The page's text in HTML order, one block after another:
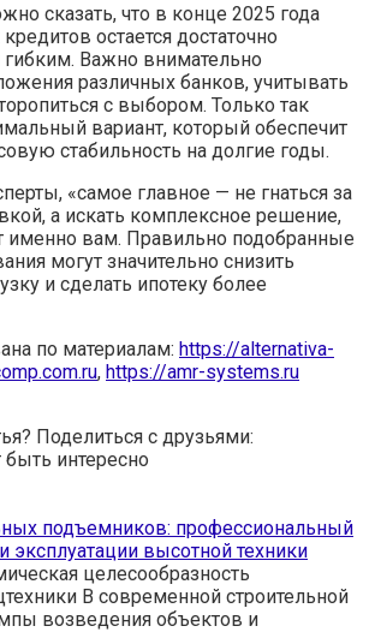
сказать, что в конце 2025 года
остается достаточно
Важно внимательно
различных банков, учитывать
с выбором. Только так
вариант, который обеспечит
стабильность на долгие годы.
«самое главное — не гнаться за
а искать комплексное решение,
именно вам. Правильно подобранные
могут значительно снизить
и сделать ипотеку более
по материалам: https://alternativa-
, https://amr-systems.ru
Поделиться с друзьями:
интересно
подъемников: профессиональный
эксплуатации высотной техники
целесообразность
В современной строительной
возведения объектов и